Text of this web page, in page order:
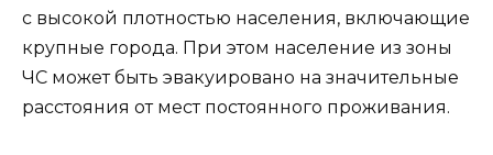
с высокой плотностью населения, включающие
крупные города. При этом население из зоны
ЧС может быть эвакуировано на значительные
расстояния от мест постоянного проживания.